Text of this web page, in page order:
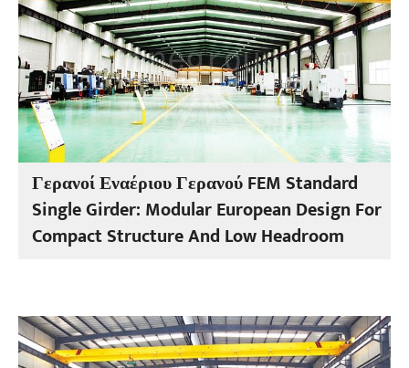
Γερανοί Εναέριου Γερανού FEM Standard
Single Girder: Modular European Design For
Compact Structure And Low Headroom